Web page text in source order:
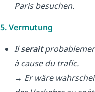
Paris besuchen.
5. Vermutung
Ilserait
à cause du trafic.
→ Er wäre